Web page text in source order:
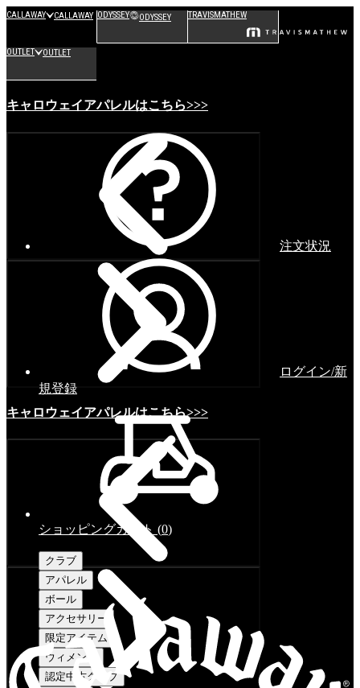
CALLAWAY CALLAWAY ODYSSEY ODYSSEY TRAVISMATHEW
OUTLET OUTLET
キャロウェイアパレルはこちら>>>
キャロウェイアパレルはこちら>>>
注文状況
ログイン/新
規登録
ショッピングカート (0)
クラブ
アパレル
ボール
アクセサリー
限定アイテム
ウィメンズ
認定中古クラブ